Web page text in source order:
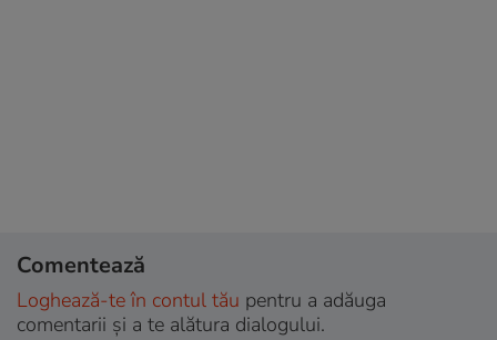
Comentează
Loghează-te în contul tău pentru a adăuga
comentarii și a te alătura dialogului.